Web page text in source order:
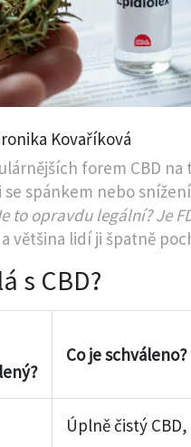
Kovaříková
forem CBD na
spánkem nebo
to opravdu legální? Je
většina lidí ji špatně
s CBD?
Co je schváleno?
Úplně čistý